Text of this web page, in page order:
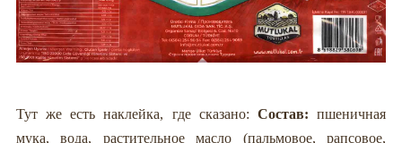
Тут же есть наклейка, где сказано: Состав: пшеничная
мука, вода, растительное масло (пальмовое, рапсовое,